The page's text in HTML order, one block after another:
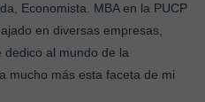
Economista. MBA en la PUCP
en diversas empresas,
dedico al mundo de la
mucho más esta faceta de mi